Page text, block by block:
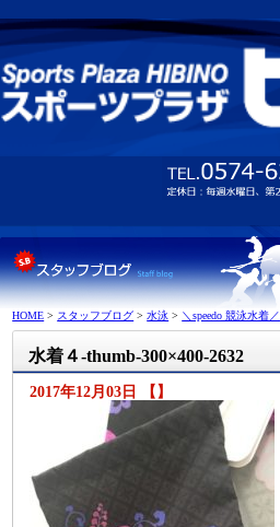
HOME > スタッフブログ >水泳 > ＼speedo 競泳水着／
水着４-thumb-300×400-2632
2017年12月03日 【】